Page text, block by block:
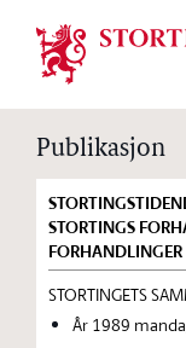
Publikasjon
STORTINGS
STORTINGETS
År 1989